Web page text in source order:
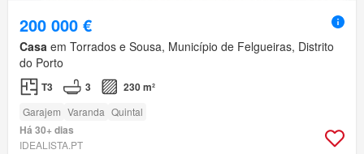
200 000 €
Casa em Torrados e Sousa, Município de Felgueiras, Distrito
do Porto
T3 3 230 m²
Garajem Varanda Quintal
Há 30+ dias
IDEALISTA.PT